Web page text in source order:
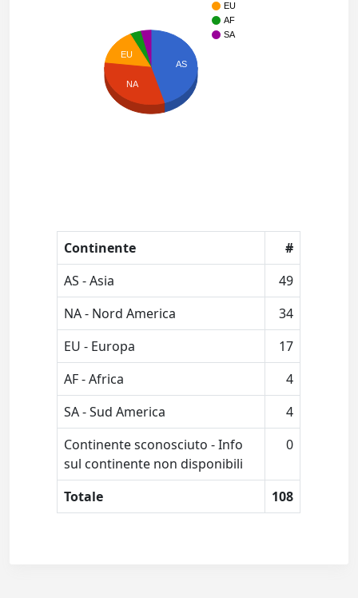
EU
AF
SA
AS
EU
NA
Continente
#
AS - Asia
49
NA - Nord America
34
EU - Europa
17
AF - Africa
4
SA - Sud America
4
Continente sconosciuto - Info
sul continente non disponibili
0
Totale 108